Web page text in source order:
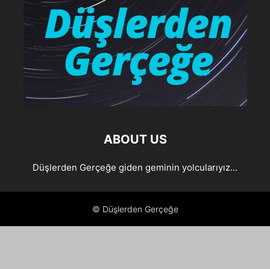
ABOUT US
Düşlerden Gerçeğe giden geminin yolcularıyız...
© Düşlerden Gerçeğe